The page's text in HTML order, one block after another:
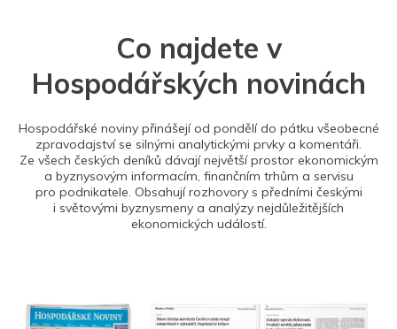
Co najdete v
Hospodářských novinách
Hospodářské noviny přinášejí od pondělí do pátku všeobecné
zpravodajství se silnými analytickými prvky a komentáři.
Ze všech českých deníků dávají největší prostor ekonomickým
a byznysovým informacím, finančním trhům a servisu
pro podnikatele. Obsahují rozhovory s předními českými
i světovými byznysmeny a analýzy nejdůležitějších
ekonomických událostí.